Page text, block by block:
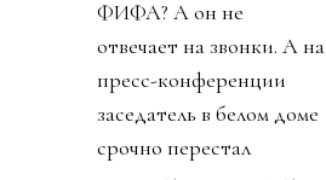
ФИФА? А он не
отвечает на звонки. А на
пресс-конференции
заседатель в белом доме
срочно перестал